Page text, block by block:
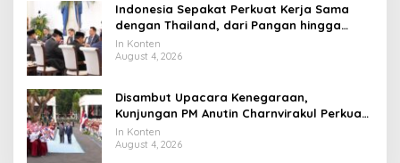
Indonesia Sepakat Perkuat Kerja Sama
dengan Thailand, dari Pangan hingga
Ekonomi Digital
In Konten
August 4, 2026
Disambut Upacara Kenegaraan,
Kunjungan PM Anutin Charnvirakul Perkuat
Hubungan Indonesia-Thailand
In Konten
August 4, 2026